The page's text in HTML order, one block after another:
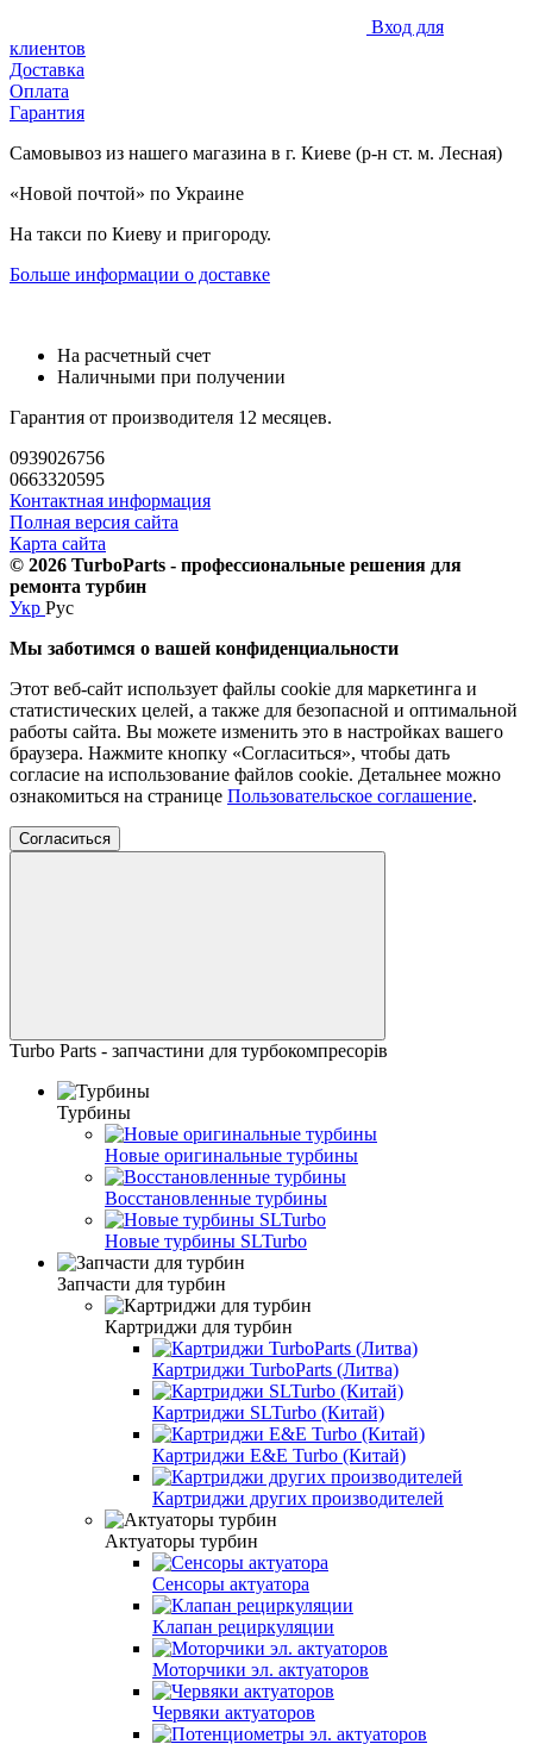
Вход для
клиентов
Доставка
Оплата
Гарантия
Самовывоз из нашего магазина в г. Киеве (р-н ст. м. Лесная)
«Новой почтой» по Украине
На такси по Киеву и пригороду.
Больше информации о доставке
На расчетный счет
Наличными при получении
Гарантия от производителя 12 месяцев.
0939026756
0663320595
Контактная информация
Полная версия сайта
Карта сайта
© 2026 TurboParts - профессиональные решения для
ремонта турбин
Укр Рус
Мы заботимся о вашей конфиденциальности
Этот веб-сайт использует файлы cookie для маркетинга и
статистических целей, а также для безопасной и оптимальной
работы сайта. Вы можете изменить это в настройках вашего
браузера. Нажмите кнопку «Согласиться», чтобы дать
согласие на использование файлов cookie. Детальнее можно
ознакомиться на странице Пользовательское соглашение.
Согласиться
Turbo Parts - запчастини для турбокомпресорів
Турбины
Новые оригинальные турбины
Восстановленные турбины
Новые турбины SLTurbo
Запчасти для турбин
Картриджи для турбин
Картриджи TurboParts (Литва)
Картриджи SLTurbo (Китай)
Картриджи E&E Turbo (Китай)
Картриджи других производителей
Актуаторы турбин
Сенсоры актуатора
Клапан рециркуляции
Моторчики эл. актуаторов
Червяки актуаторов